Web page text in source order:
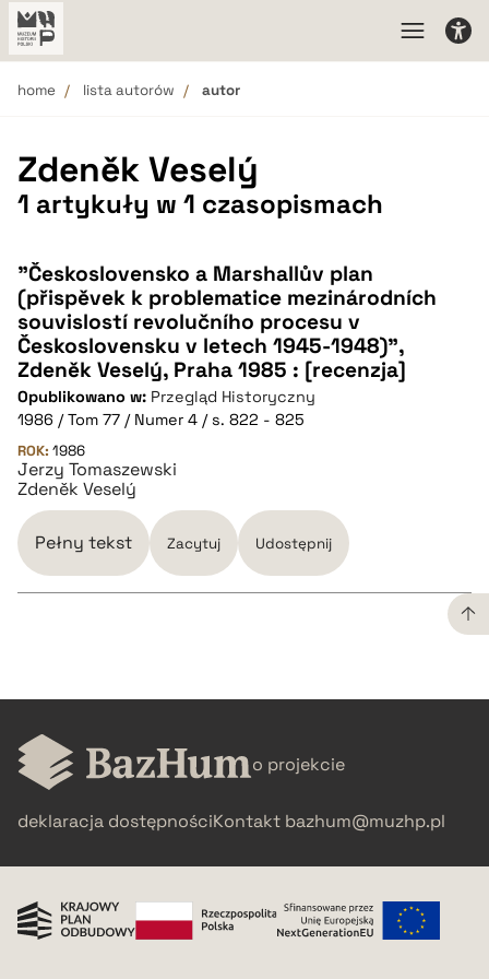
home lista autorów autor
Zdeněk Veselý
1 artykuły w 1 czasopismach
"Československo a Marshallův plan
(přispěvek k problematice mezinárodních
souvislostí revolučního procesu v
Československu v letech 1945-1948)",
Zdeněk Veselý, Praha 1985 : [recenzja]
Opublikowano w: Przegląd Historyczny
1986 / Tom 77 / Numer 4 / s. 822 - 825
ROK: 1986
Jerzy Tomaszewski
Zdeněk Veselý
Pełny tekst Zacytuj Udostępnij
BIBTEX
o projekcie
deklaracja dostępnościKontakt bazhum@muzhp.pl